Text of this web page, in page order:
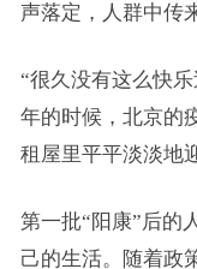
声落定，人群中传
“很久没有这么快
年的时候，北京的
租屋里平平淡淡地
第一批“阳康”后的
己的生活。随着政